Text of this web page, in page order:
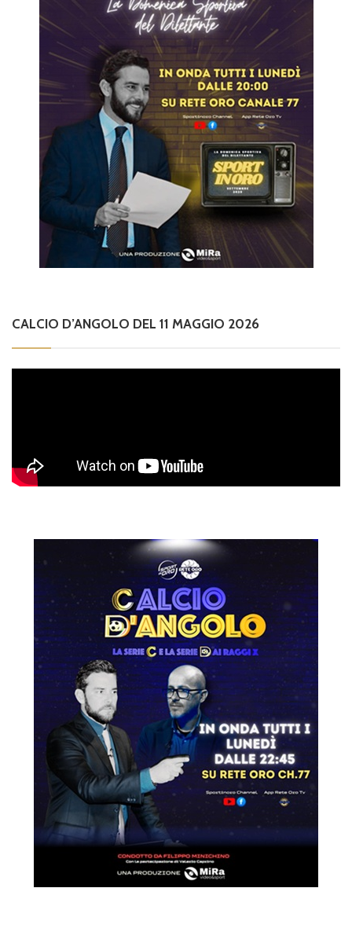
CALCIO D’ANGOLO DEL 11 MAGGIO 2026